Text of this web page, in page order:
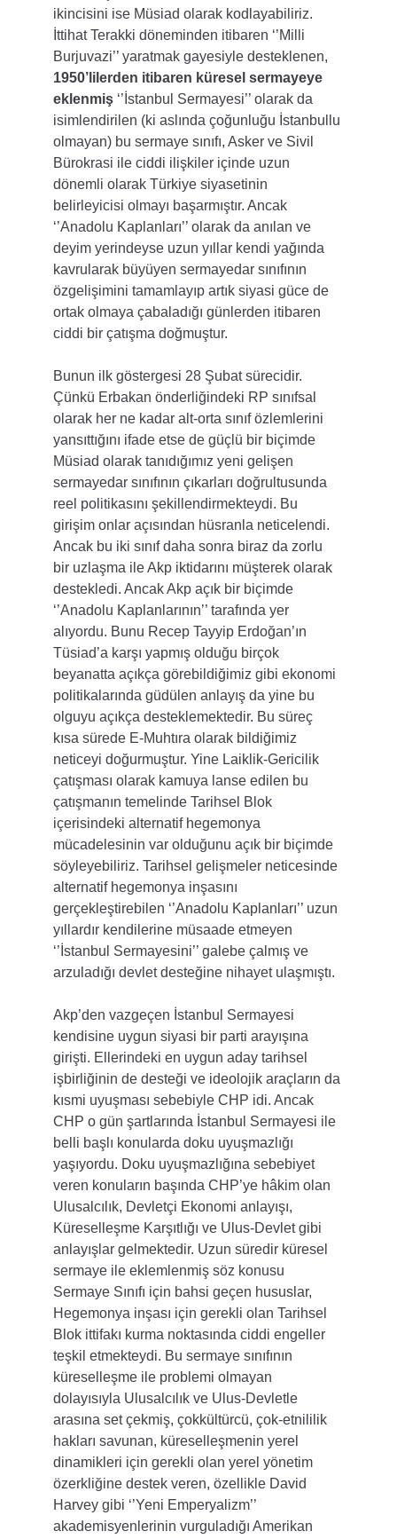
ikincisini ise Müsiad olarak kodlayabiliriz.
İttihat Terakki döneminden itibaren ‘’Milli
Burjuvazi’’ yaratmak gayesiyle desteklenen,
1950’lilerden itibaren küresel sermayeye
eklenmiş ‘’İstanbul Sermayesi’’ olarak da
isimlendirilen (ki aslında çoğunluğu İstanbullu
olmayan) bu sermaye sınıfı, Asker ve Sivil
Bürokrasi ile ciddi ilişkiler içinde uzun
dönemli olarak Türkiye siyasetinin
belirleyicisi olmayı başarmıştır. Ancak
‘’Anadolu Kaplanları’’ olarak da anılan ve
deyim yerindeyse uzun yıllar kendi yağında
kavrularak büyüyen sermayedar sınıfının
özgelişimini tamamlayıp artık siyasi güce de
ortak olmaya çabaladığı günlerden itibaren
ciddi bir çatışma doğmuştur.
Bunun ilk göstergesi 28 Şubat sürecidir.
Çünkü Erbakan önderliğindeki RP sınıfsal
olarak her ne kadar alt-orta sınıf özlemlerini
yansıttığını ifade etse de güçlü bir biçimde
Müsiad olarak tanıdığımız yeni gelişen
sermayedar sınıfının çıkarları doğrultusunda
reel politikasını şekillendirmekteydi. Bu
girişim onlar açısından hüsranla neticelendi.
Ancak bu iki sınıf daha sonra biraz da zorlu
bir uzlaşma ile Akp iktidarını müşterek olarak
destekledi. Ancak Akp açık bir biçimde
‘’Anadolu Kaplanlarının’’ tarafında yer
alıyordu. Bunu Recep Tayyip Erdoğan’ın
Tüsiad’a karşı yapmış olduğu birçok
beyanatta açıkça görebildiğimiz gibi ekonomi
politikalarında güdülen anlayış da yine bu
olguyu açıkça desteklemektedir. Bu süreç
kısa sürede E-Muhtıra olarak bildiğimiz
neticeyi doğurmuştur. Yine Laiklik-Gericilik
çatışması olarak kamuya lanse edilen bu
çatışmanın temelinde Tarihsel Blok
içerisindeki alternatif hegemonya
mücadelesinin var olduğunu açık bir biçimde
söyleyebiliriz. Tarihsel gelişmeler neticesinde
alternatif hegemonya inşasını
gerçekleştirebilen ‘’Anadolu Kaplanları’’ uzun
yıllardır kendilerine müsaade etmeyen
‘’İstanbul Sermayesini’’ galebe çalmış ve
arzuladığı devlet desteğine nihayet ulaşmıştı.
Akp’den vazgeçen İstanbul Sermayesi
kendisine uygun siyasi bir parti arayışına
girişti. Ellerindeki en uygun aday tarihsel
işbirliğinin de desteği ve ideolojik araçların da
kısmi uyuşması sebebiyle CHP idi. Ancak
CHP o gün şartlarında İstanbul Sermayesi ile
belli başlı konularda doku uyuşmazlığı
yaşıyordu. Doku uyuşmazlığına sebebiyet
veren konuların başında CHP’ye hâkim olan
Ulusalcılık, Devletçi Ekonomi anlayışı,
Küreselleşme Karşıtlığı ve Ulus-Devlet gibi
anlayışlar gelmektedir. Uzun süredir küresel
sermaye ile eklemlenmiş söz konusu
Sermaye Sınıfı için bahsi geçen hususlar,
Hegemonya inşası için gerekli olan Tarihsel
Blok ittifakı kurma noktasında ciddi engeller
teşkil etmekteydi. Bu sermaye sınıfının
küreselleşme ile problemi olmayan
dolayısıyla Ulusalcılık ve Ulus-Devletle
arasına set çekmiş, çokkültürcü, çok-etnililik
hakları savunan, küreselleşmenin yerel
dinamikleri için gerekli olan yerel yönetim
özerkliğine destek veren, özellikle David
Harvey gibi ‘’Yeni Emperyalizm’’
akademisyenlerinin vurguladığı Amerikan